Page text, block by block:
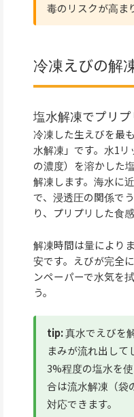
毒のリスクが高ま
冷凍えびの解
塩水解凍でプリ
冷凍した生えびを最
水解凍」です。水1
の濃度）を溶かした
解凍します。海水に
で、浸透圧の関係で
り、プリプリした食
解凍時間は量により
安です。えびが完全
ンペーパーで水気を
う。
tip:真水でえびを
まみが流れ出して
3%程度の塩水を
合は流水解凍（袋
対応できます。